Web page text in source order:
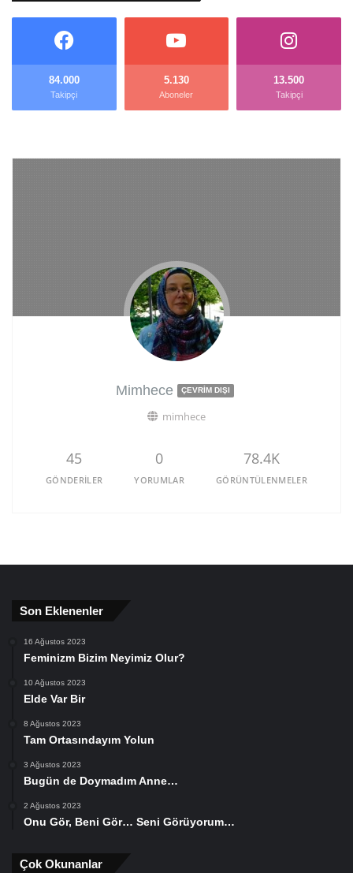
84.000
Takipçi
5.130
Aboneler
13.500
Takipçi
Mimhece ÇEVRIM DIŞI
mimhece
45
GÖNDERILER
0
YORUMLAR
78.4K
GÖRÜNTÜLENMELER
Son Eklenenler
16 Ağustos 2023
Feminizm Bizim Neyimiz Olur?
10 Ağustos 2023
Elde Var Bir
8 Ağustos 2023
Tam Ortasındayım Yolun
3 Ağustos 2023
Bugün de Doymadım Anne…
2 Ağustos 2023
Onu Gör, Beni Gör… Seni Görüyorum…
Çok Okunanlar